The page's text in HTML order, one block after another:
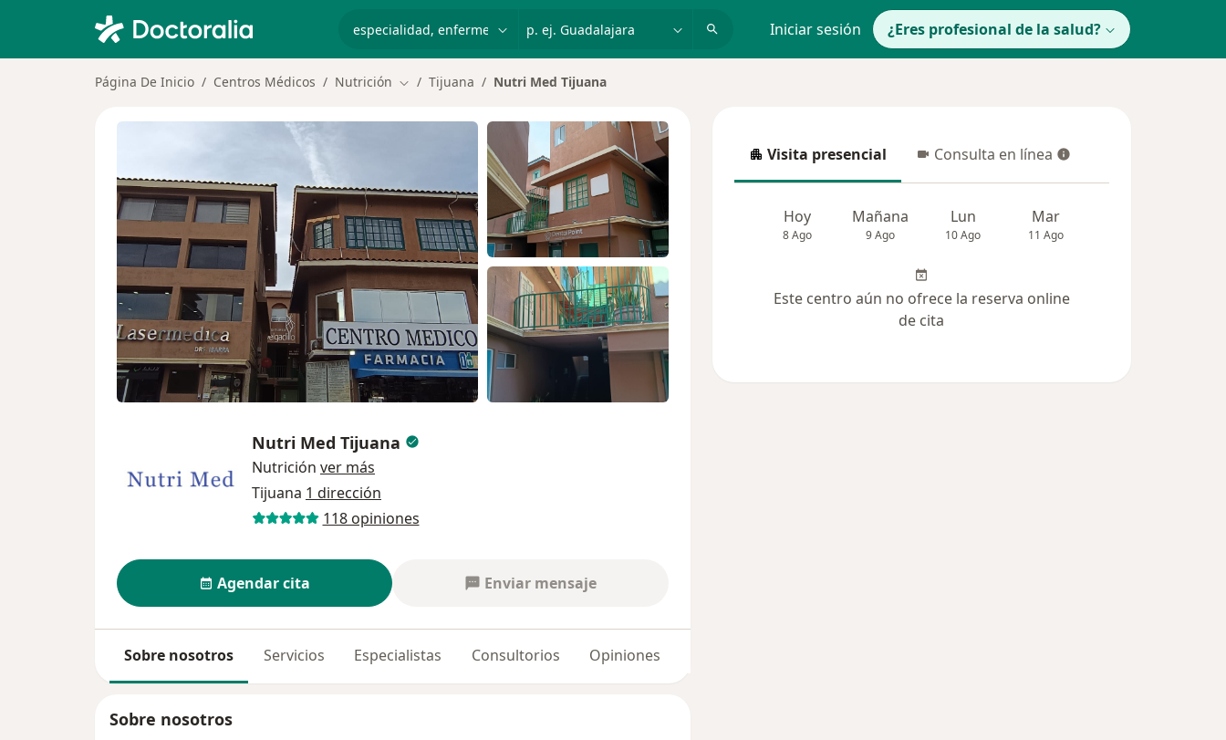
Iniciar sesión ¿Eres profesional de la salud?
Página De Inicio Centros Médicos Nutrición Cambiar de ciudad
Tijuana Nutri Med Tijuana
Nutri Med Tijuana
Nutrición ver más
Tijuana 1 dirección
118 opiniones
Agendar cita Enviar mensaje
Sobre nosotros Servicios Especialistas Consultorios Opiniones
Sobre nosotros
Visita presencial
Visita presencial Consulta en línea
Consulta en línea
Hoy
8 Ago
Mañana
9 Ago
Lun
10 Ago
Mar
11 Ago
Este centro aún no ofrece la reserva online
de cita